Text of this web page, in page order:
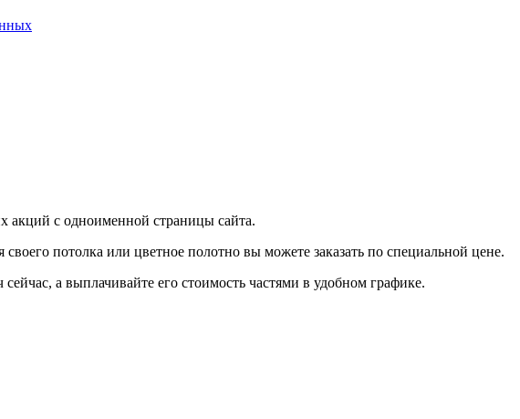
акций с одноименной страницы сайта.
потолка или цветное полотно вы можете заказать по специальной цене.
а выплачивайте его стоимость частями в удобном графике.